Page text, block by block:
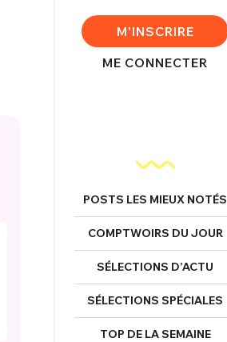
M'INSCRIRE
ME CONNECTER
POSTS LES MIEUX NOTÉS
COMPTWOIRS DU JOUR
SÉLECTIONS D’ACTU
SÉLECTIONS SPÉCIALES
TOP DE LA SEMAINE
FERMER
Mot de passe perdu ?
Un Thread
C'EST PARTI